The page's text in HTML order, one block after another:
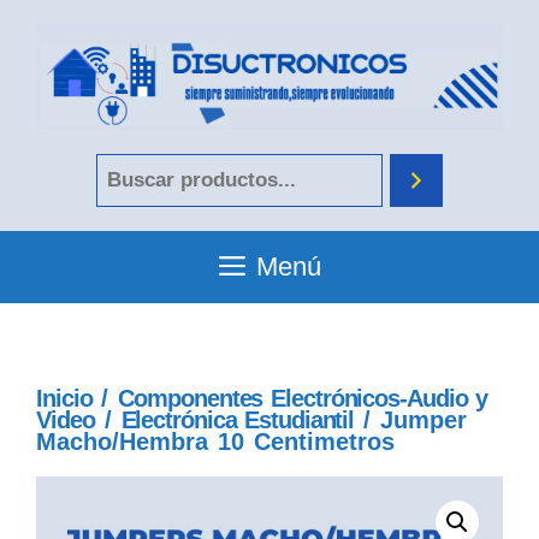
Menú
Inicio/Componentes Electrónicos-Audio y
Video/ Electrónica Estudiantil / Jumper
Macho/Hembra 10 Centimetros